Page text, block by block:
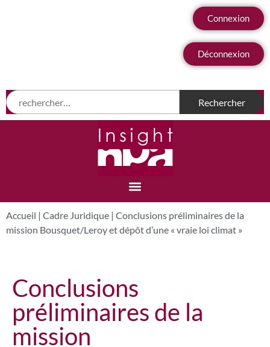
Connexion
Déconnexion
Accueil | Cadre Juridique | Conclusions préliminaires de la
mission Bousquet/Leroy et dépôt d’une « vraie loi climat »
Conclusions
préliminaires de la
mission